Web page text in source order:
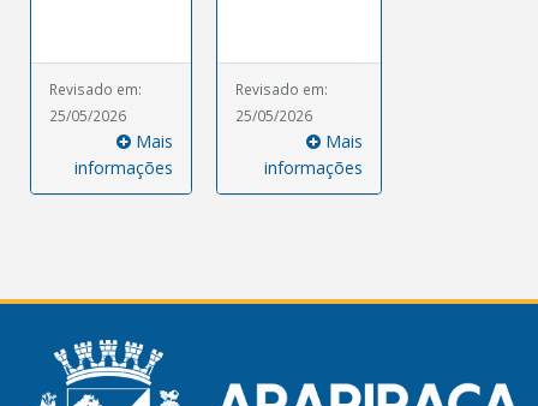
Revisado em:
25/05/2026
Mais
informações
Revisado em:
25/05/2026
Mais
informações